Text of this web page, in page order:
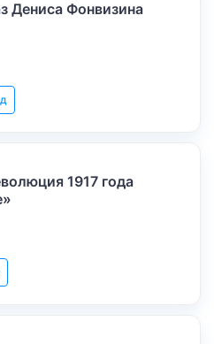
Дениса Фонвизина
1917 года